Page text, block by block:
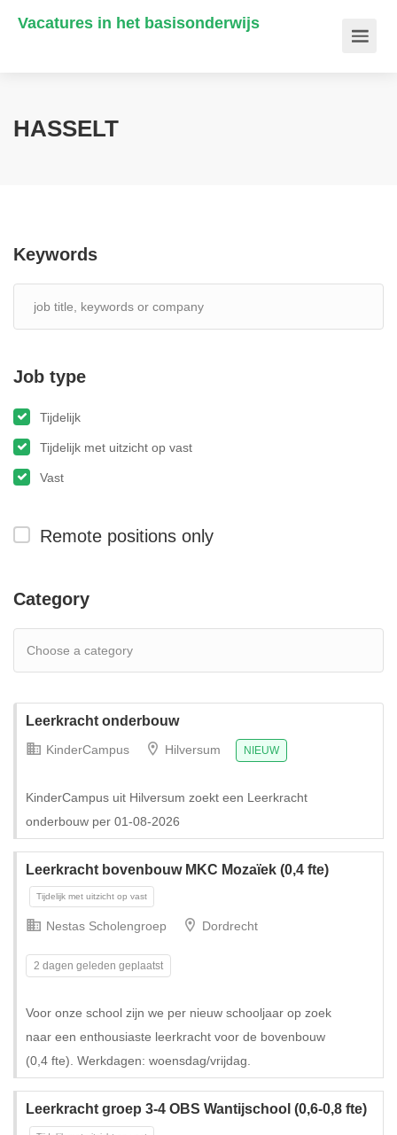
Vacatures in het basisonderwijs
HASSELT
Keywords
Job type
Tijdelijk
Tijdelijk met uitzicht op vast
Vast
Remote positions only
Category
Leerkracht onderbouw
KinderCampus Hilversum NIEUW
KinderCampus uit Hilversum zoekt een Leerkracht
onderbouw per 01-08-2026
Leerkracht bovenbouw MKC Mozaïek (0,4 fte)
Tijdelijk met uitzicht op vast
Nestas Scholengroep Dordrecht
2 dagen geleden geplaatst
Voor onze school zijn we per nieuw schooljaar op zoek
naar een enthousiaste leerkracht voor de bovenbouw
(0,4 fte). Werkdagen: woensdag/vrijdag.
Leerkracht groep 3-4 OBS Wantijschool (0,6-0,8 fte)